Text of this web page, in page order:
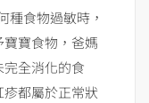
種食物過敏時，
寶食物，爸媽
全消化的食
都屬於正常狀